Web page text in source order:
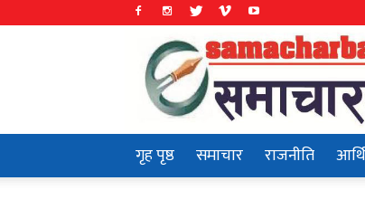
Samachar
Bani
गृह पृष्ठ समाचार राजनीति